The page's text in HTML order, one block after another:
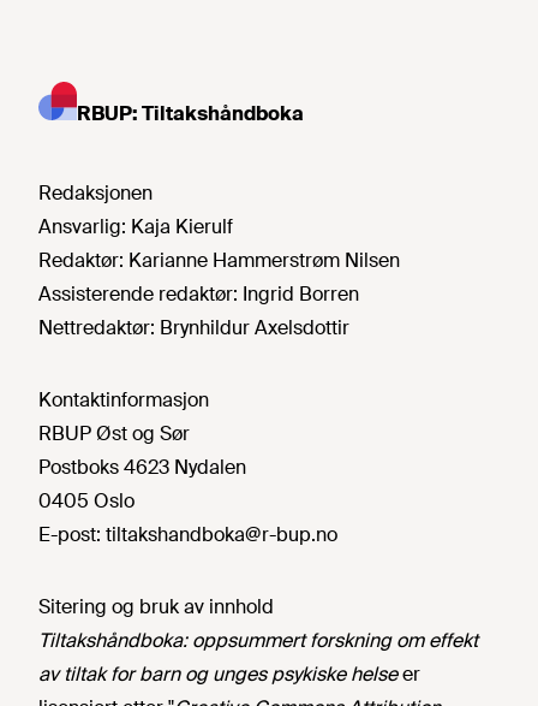
RBUP: Tiltakshåndboka
Redaksjonen
Ansvarlig: Kaja Kierulf
Redaktør: Karianne Hammerstrøm Nilsen
Assisterende redaktør: Ingrid Borren
Nettredaktør: Brynhildur Axelsdottir
Kontaktinformasjon
RBUP Øst og Sør
Postboks 4623 Nydalen
0405 Oslo
E-post: tiltakshandboka@r-bup.no
Sitering og bruk av innhold
Tiltakshåndboka: oppsummert forskning om effekt
av tiltak for barn og unges psykiske helseer